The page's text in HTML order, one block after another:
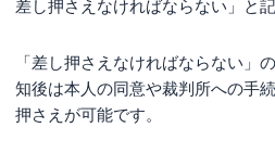
差し押さえなければならない」と
「差し押さえなければならない」
知後は本人の同意や裁判所への手
押さえが可能です。